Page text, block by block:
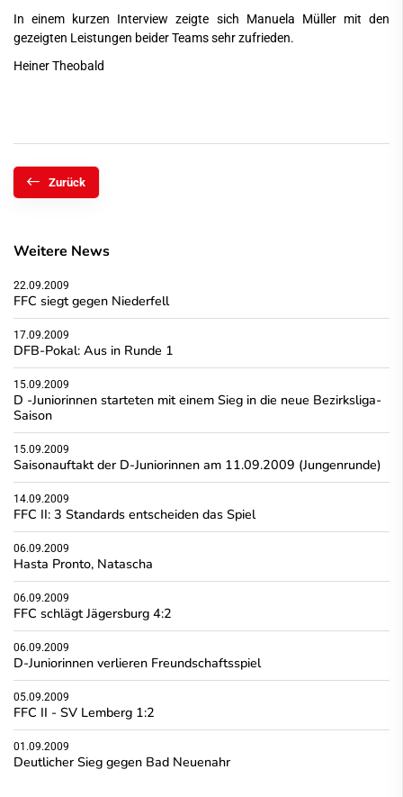
In einem kurzen Interview zeigte sich Manuela Müller mit den
gezeigten Leistungen beider Teams sehr zufrieden.
Heiner Theobald
Zurück
Weitere News
22.09.2009
FFC siegt gegen Niederfell
17.09.2009
DFB-Pokal: Aus in Runde 1
15.09.2009
D -Juniorinnen starteten mit einem Sieg in die neue Bezirksliga-
Saison
15.09.2009
Saisonauftakt der D-Juniorinnen am 11.09.2009 (Jungenrunde)
14.09.2009
FFC II: 3 Standards entscheiden das Spiel
06.09.2009
Hasta Pronto, Natascha
06.09.2009
FFC schlägt Jägersburg 4:2
06.09.2009
D-Juniorinnen verlieren Freundschaftsspiel
05.09.2009
FFC II - SV Lemberg 1:2
01.09.2009
Deutlicher Sieg gegen Bad Neuenahr